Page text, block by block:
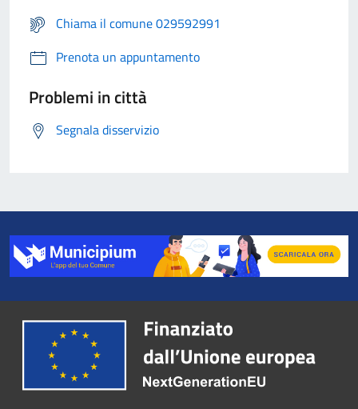
Chiama il comune 029592991
Prenota un appuntamento
Problemi in città
Segnala disservizio